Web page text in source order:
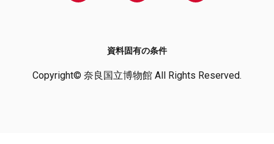
資料固有の条件
Copyright© 奈良国立博物館 All Rights Reserved.